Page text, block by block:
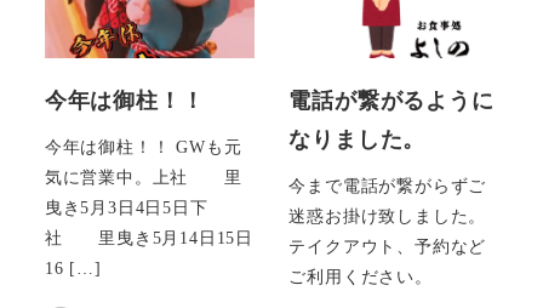
今年は御柱！！
今年は御柱！！ GWも元
気に営業中。上社 里
曳き5月3日4日5日下
社 里曳き5月14日15日
16 […]
電話が繋がるように
なりました。
今まで電話が繋がらずご
迷惑お掛け致しました。
テイクアウト、予約など
ご利用ください。